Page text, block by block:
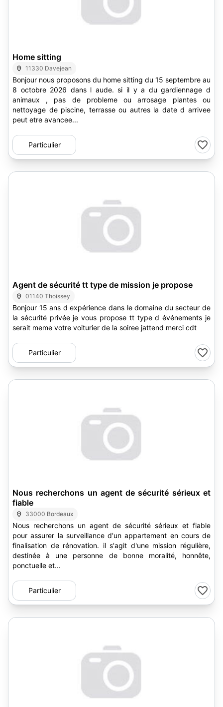
Home sitting
11330 Davejean
Bonjour nous proposons du home sitting du 15 septembre au
8 octobre 2026 dans l aude. si il y a du gardiennage d
animaux , pas de probleme ou arrosage plantes ou
nettoyage de piscine, terrasse ou autres la date d arrivee
peut etre avancee...
Particulier
Agent de sécurité tt type de mission je propose
01140 Thoissey
Bonjour 15 ans d expérience dans le domaine du secteur de
la sécurité privée je vous propose tt type d événements je
serait meme votre voiturier de la soiree jattend merci cdt
Particulier
Nous recherchons un agent de sécurité sérieux et
fiable
33000 Bordeaux
Nous recherchons un agent de sécurité sérieux et fiable
pour assurer la surveillance d'un appartement en cours de
finalisation de rénovation. il s'agit d'une mission régulière,
destinée à une personne de bonne moralité, honnête,
ponctuelle et...
Particulier